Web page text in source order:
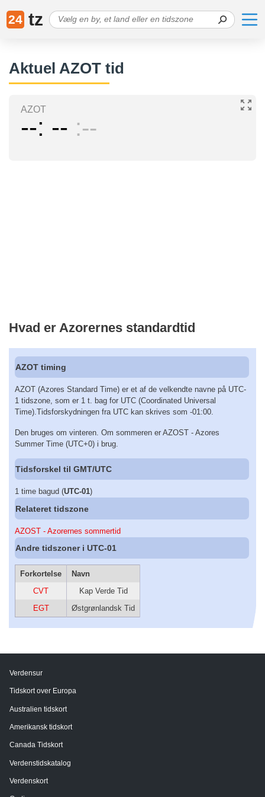
24 tz
Aktuel AZOT tid
AZOT
-- -- --
Hvad er Azorernes standardtid
AZOT timing
AZOT (Azores Standard Time) er et af de velkendte navne på UTC-
1 tidszone, som er 1 t. bag for UTC (Coordinated Universal
Time).Tidsforskydningen fra UTC kan skrives som -01:00.
Den bruges om vinteren. Om sommeren er AZOST - Azores
Summer Time (UTC+0) i brug.
Tidsforskel til GMT/UTC
1 time bagud (UTC-01)
Relateret tidszone
AZOST - Azorernes sommertid
Andre tidszoner i UTC-01
Forkortelse
Navn
CVT
Kap Verde Tid
EGT
Østgrønlandsk Tid
Verdensur
Tidskort over Europa
Australien tidskort
Amerikansk tidskort
Canada Tidskort
Verdenstidskatalog
Verdenskort